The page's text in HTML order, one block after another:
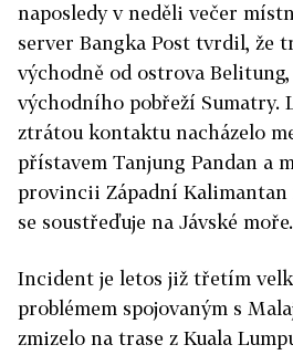
naposledy v neděli večer
server Bangka Post tvrdil, že
východně od ostrova
východního pobřeží Sumatry.
ztrátou kontaktu nacházelo
přístavem Tanjung Pandan a
provincii Západní Kalimantan
se soustřeďuje na Jávské moře.
Incident je letos již třetím
problémem spojovaným s
zmizelo na trase z Kuala